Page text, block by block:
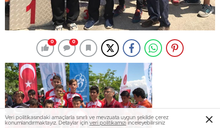
0 0
Veri politikasındaki amaçlarla sınırlı ve mevzuata uygun şekilde çerez
konumlandırmaktayız. Detaylar için veri politikamızı inceleyebilirsiniz